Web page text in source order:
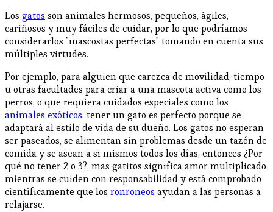
Los gatos son animales hermosos, pequeños, ágiles,
cariñosos y muy fáciles de cuidar, por lo que podríamos
considerarlos "mascostas perfectas" tomando en cuenta sus
múltiples virtudes.
Por ejemplo, para alguien que carezca de movilidad, tiempo
u otras facultades para criar a una mascota activa como los
perros, o que requiera cuidados especiales como los
animales exóticos, tener un gato es perfecto porque se
adaptará al estilo de vida de su dueño. Los gatos no esperan
ser paseados, se alimentan sin problemas desde un tazón de
comida y se asean a si mismos todos los días, entonces ¿Por
qué no tener 2 o 3?, mas gatitos significa amor multiplicado
mientras se cuiden con responsabilidad y está comprobado
científicamente que los ronroneos ayudan a las personas a
relajarse.